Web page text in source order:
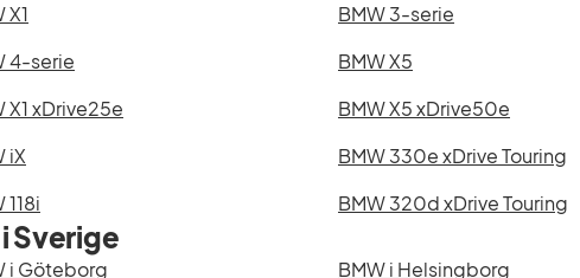
X1 BMW 3-serie
4-serie BMW X5
X1 xDrive25e BMW X5 xDrive50e
iX BMW 330e xDrive Touring
118i BMW 320d xDrive Touring
Sverige
i Göteborg BMW i Helsingborg